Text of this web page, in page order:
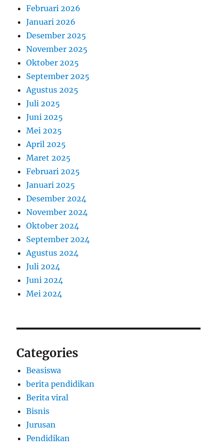
Februari 2026
Januari 2026
Desember 2025
November 2025
Oktober 2025
September 2025
Agustus 2025
Juli 2025
Juni 2025
Mei 2025
April 2025
Maret 2025
Februari 2025
Januari 2025
Desember 2024
November 2024
Oktober 2024
September 2024
Agustus 2024
Juli 2024
Juni 2024
Mei 2024
Categories
Beasiswa
berita pendidikan
Berita viral
Bisnis
Jurusan
Pendidikan